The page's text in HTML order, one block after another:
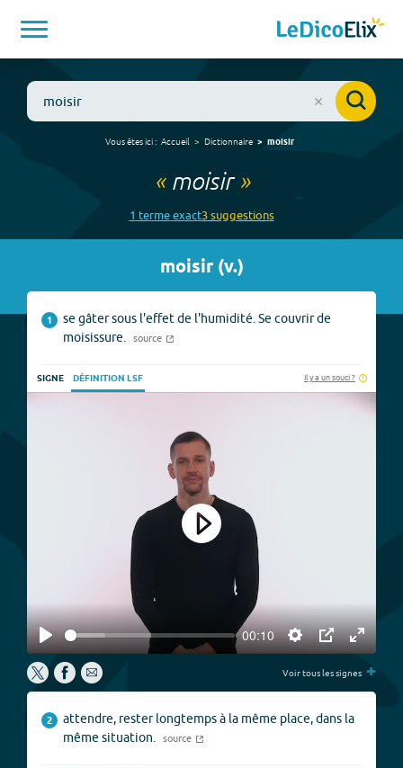
Vous êtes ici : Accueil Dictionnaire moisir
« moisir»
1 termeexact3suggestions
moisir(v.)
1
se gâter sous l'effet de l'humidité. Se couvrir de
moisissure.
source
SIGNE DÉFINITION LSF Il y a un souci ?
Play
00:10
Settings
PIP
Enter
Play
Voir tous les signes +
2
attendre, rester longtemps à la même place, dans la
même situation.
source